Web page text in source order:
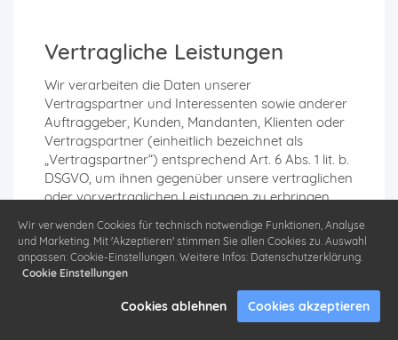
Vertragliche Leistungen
Wir verarbeiten die Daten unserer
Vertragspartner und Interessenten sowie anderer
Auftraggeber, Kunden, Mandanten, Klienten oder
Vertragspartner (einheitlich bezeichnet als
„Vertragspartner“) entsprechend Art. 6 Abs. 1 lit. b.
DSGVO, um ihnen gegenüber unsere vertraglichen
oder vorvertraglichen Leistungen zu erbringen.
Umfang und der Zweck und die Erforderlichkeit
ihrer Verarbeitung, bestimmen sich nach dem
zugrundeliegenden Vertragsverhältnis.
Zu den verarbeiteten Daten gehören die
Stammdaten unserer Vertragspartner (z.B.,
Wir verwenden Cookies für technisch notwendige Funktionen, Analyse
und Marketing. Mit 'Akzeptieren' stimmen Sie allen Cookies zu. Auswahl
anpassen: Cookie-Einstellungen. Weitere Infos: Datenschutzerklärung.
Cookie Einstellungen
Cookies ablehnen Cookies akzeptieren